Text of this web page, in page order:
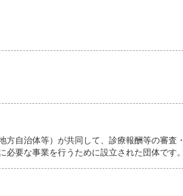
自治体等）が共同して、診療報酬等の審査・
要な事業を行うために設立された団体です。